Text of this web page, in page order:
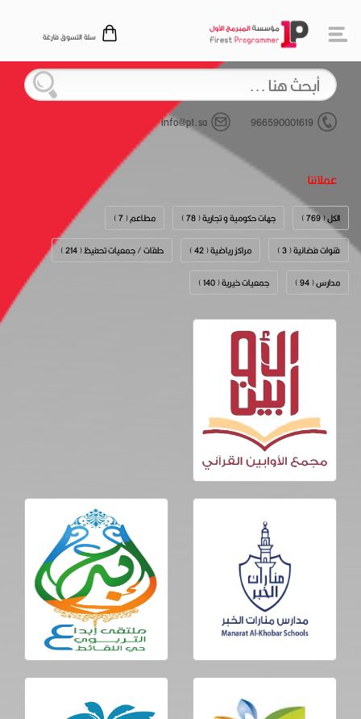
سلة التسوق فارغة
966590001619
info@p1.sa
عملائنا
الكل ( 769 ) جهات حكومية و تجارية ( 78 )
مطاعم ( 7 )
قنوات فضائية ( 3 )
مراكز رياضية ( 42 )
حلقات / جمعيات تحفيظ ( 214 )
مدارس ( 94 )
جمعيات خيرية ( 140 )